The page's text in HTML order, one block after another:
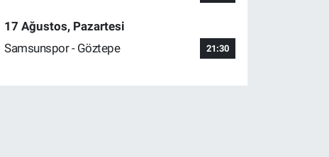
17 Ağustos, Pazartesi
Samsunspor - Göztepe
21:30